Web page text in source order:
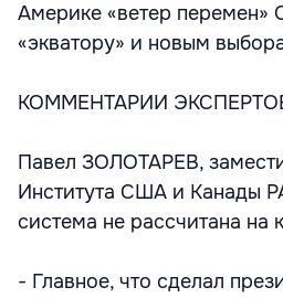
Америке «ветер перемен»
«экватору» и новым
КОММЕНТАРИИ
Павел ЗОЛОТАРЕВ,
Института США и Канады
система не рассчитана на
- Главное, что сделал